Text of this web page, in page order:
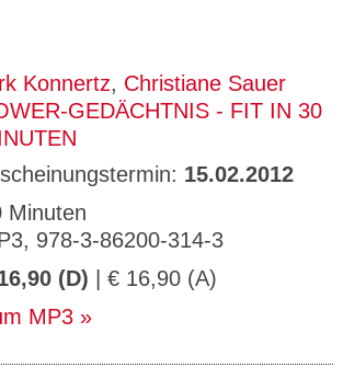
Konnertz, Christiane Sauer
GEDÄCHTNIS - FIT IN 30
15.02.2012
Minuten
978-3-86200-314-3
(D) | € 16,90 (A)
MP3
Speichert den Zustimmungsstatus des
Benutzers für Cookies auf der aktuellen
Domäne.
90
ge
T
P